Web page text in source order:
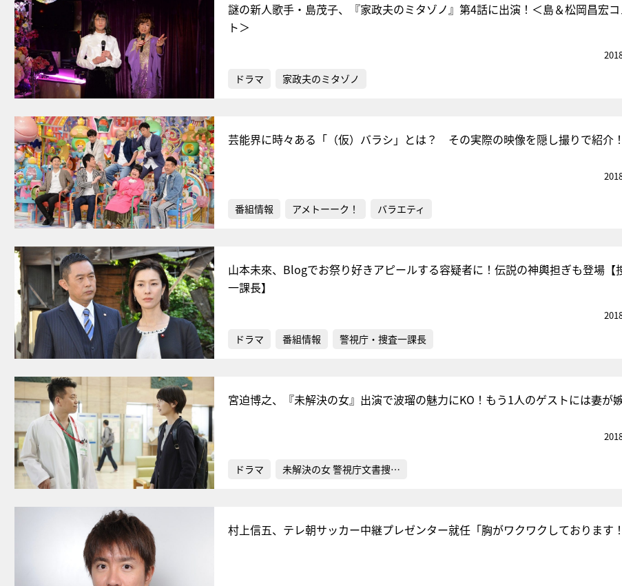
謎の新人歌手・島茂子、『家政夫のミタゾノ』第4話に出演！＜島＆松岡昌宏
ト＞
ドラマ 家政夫のミタゾノ
芸能界に時々ある「（仮）バラシ」とは？ その実際の映像を隠し撮りで紹介！
番組情報 アメトーーク！ バラエティ
山本未來、Blogでお祭り好きアピールする容疑者に！伝説の神輿担ぎも登場【
一課長】
ドラマ 番組情報 警視庁・捜査一課長
宮迫博之、『未解決の女』出演で波瑠の魅力にKO！もう1人のゲストには妻が
ドラマ 未解決の女 警視庁文書捜…
村上信五、テレ朝サッカー中継プレゼンター就任「胸がワクワクしております！